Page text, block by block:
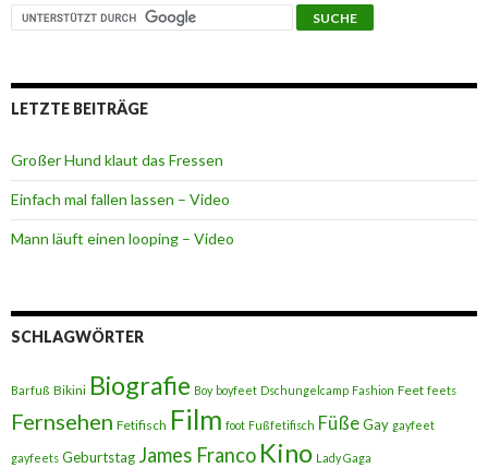
LETZTE BEITRÄGE
Großer Hund klaut das Fressen
Einfach mal fallen lassen – Video
Mann läuft einen looping – Video
SCHLAGWÖRTER
Barfuß Bikini Biografie Boy boyfeet Dschungelcamp Fashion Feet feets
Fernsehen Fetifisch Film foot Fußfetifisch FüßeGay gayfeet
gayfeets Geburtstag James Franco Kino Lady Gaga